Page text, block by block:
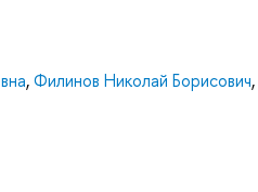
,Филинов Николай Борисович,